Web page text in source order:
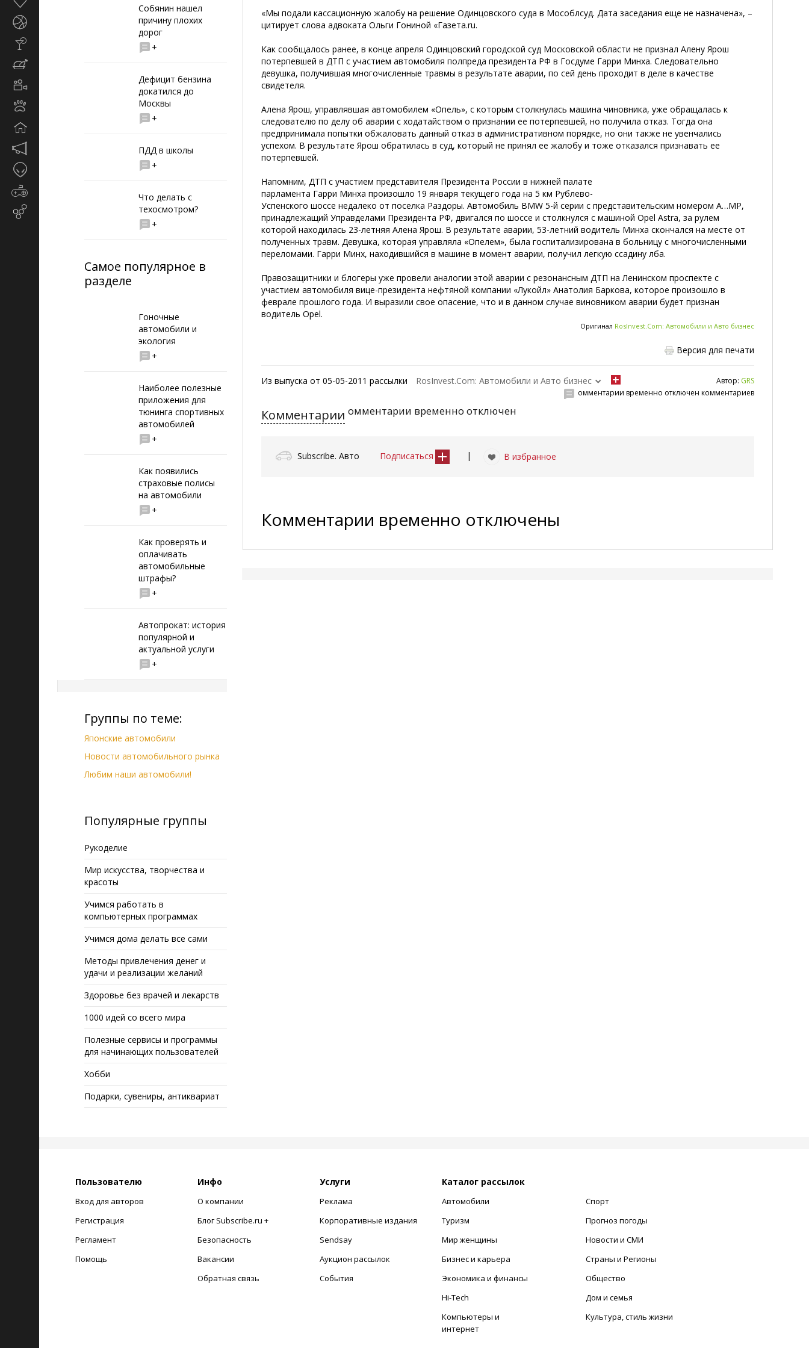
Собянин нашел
причину плохих
дорог
+
Дефицит бензина
докатился до
Москвы
+
ПДД в школы
+
Что делать с
техосмотром?
+
Самое популярное в
разделе
Гоночные
автомобили и
экология
+
Наиболее полезные
приложения для
тюнинга спортивных
автомобилей
+
Как появились
страховые полисы
на автомобили
+
Как проверять и
оплачивать
автомобильные
штрафы?
+
Автопрокат: история
популярной и
актуальной услуги
+
Группы по теме:
Японские автомобили
Новости автомобильного рынка
Любим наши автомобили!
Популярные группы
Рукоделие
Мир искусства, творчества и
красоты
Учимся работать в
компьютерных программах
Учимся дома делать все сами
Методы привлечения денег и
удачи и реализации желаний
Здоровье без врачей и лекарств
1000 идей со всего мира
Полезные сервисы и программы
для начинающих пользователей
Хобби
Подарки, сувениры, антиквариат
«Мы подали кассационную жалобу на решение Одинцовского суда в Мособлсуд. Дата заседания еще не назначена», –
цитирует слова адвоката Ольги Гониной «Газета.ru.
Как сообщалось ранее, в конце апреля Одинцовский городской суд Московской области не признал Алену Ярош
потерпевшей в ДТП с участием автомобиля полпреда президента РФ в Госдуме Гарри Минха. Следовательно
девушка, получившая многочисленные травмы в результате аварии, по сей день проходит в деле в качестве
свидетеля.
Алена Ярош, управлявшая автомобилем «Опель», с которым столкнулась машина чиновника, уже обращалась к
следователю по делу об аварии с ходатайством о признании ее потерпевшей, но получила отказ. Тогда она
предпринимала попытки обжаловать данный отказ в административном порядке, но они также не увенчались
успехом. В результате Ярош обратилась в суд, который не принял ее жалобу и тоже отказался признавать ее
потерпевшей.
Напомним, ДТП с участием представителя Президента Россиив нижней палате
парламента Гарри Минха произошло 19 января текущего года на 5 км Рублево-
Успенского шоссе недалеко от поселка Раздоры. Автомобиль BMW 5-й серии с представительским номером А…МР,
принадлежащий Управделами Президента РФ, двигался по шоссе и столкнулся с машиной Opel Astra, за рулем
которой находилась 23-летняя Алена Ярош. В результате аварии, 53-летний водитель Минха скончался на месте от
полученных травм. Девушка, которая управляла «Опелем», была госпитализирована в больницу с многочисленными
переломами. Гарри Минх, находившийся в машине в момент аварии, получил легкую ссадину лба.
Правозащитники и блогеры уже провели аналогии этой аварии с резонансным ДТП на Ленинском проспекте с
участием автомобиля вице-президента нефтяной компании «Лукойл» Анатолия Баркова, которое произошло в
феврале прошлого года. И выразили свое опасение, что и в данном случае виновником аварии будет признан
водитель Opel.
Оригинал RosInvest.Com: Автомобили и Авто бизнес
Версия для печати
Из выпуска от 05-05-2011 рассылки RosInvest.Com: Автомобили и Авто бизнес Автор: GRS
омментарии временно отключен комментариев
Комментарии омментарии временно отключен
Subscribe. Авто Подписаться | В избранное
Комментарии временно отключены
Пользователю
Вход для авторов
Регистрация
Регламент
Помощь
Инфо
О компании
Блог Subscribe.ru +
Безопасность
Вакансии
Обратная связь
Услуги
Реклама
Корпоративные издания
Sendsay
Аукцион рассылок
События
Каталог рассылок
Автомобили
Туризм
Мир женщины
Бизнес и карьера
Экономика и финансы
Hi-Tech
Компьютеры и
интернет
Спорт
Прогноз погоды
Новости и СМИ
Страны и Регионы
Общество
Дом и семья
Культура, стиль жизни